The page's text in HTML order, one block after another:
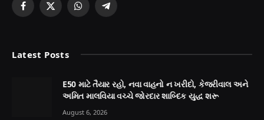
Facebook
X
WhatsAppTelegram
Latest Posts
E50 માટે તૈયાર રહો, નવા વાહનો ન ખરીદો, કેજરીવાલ અને
અમિત માલવિયા વચ્ચે જોરદાર શાબ્દિક યુદ્ધ શરૂ
August 6, 2026